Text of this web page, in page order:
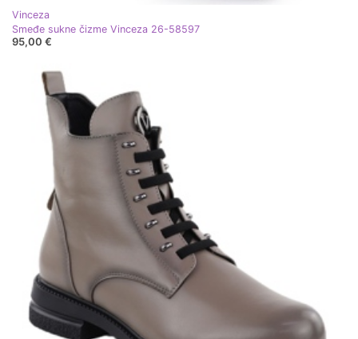
Vinceza
Smeđe sukne čizme Vinceza 26-58597
95,00 €